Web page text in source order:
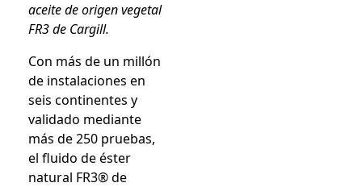
aceite de origen vegetal
FR3 de Cargill.
Con más de un millón
de instalaciones en
seis continentes y
validado mediante
más de 250 pruebas,
el fluido de éster
natural FR3® de